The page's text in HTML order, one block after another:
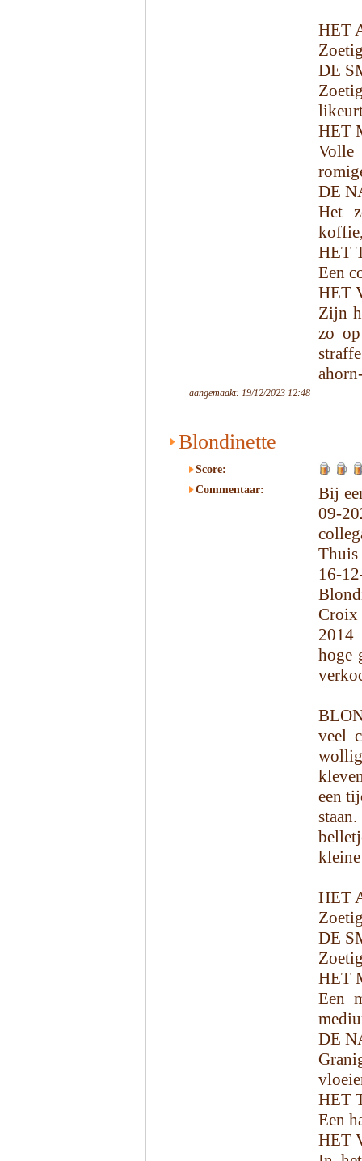
HET
DE
HET
Volle
DE
Het
HET
Een
HET
Zijn
zo
aangemaakt: 19/12/2023 12:48
Blondinette
Score:
Commentaar:
Bij
09-
16-
2014
hoge
veel
een
HET
DE
HET
Een
DE
HET
Een
HET